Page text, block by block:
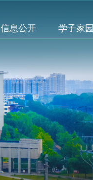
信息公开 学子家园